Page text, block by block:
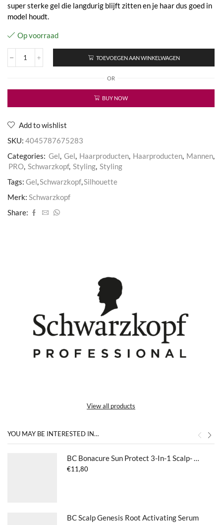
super sterke gel die langdurig blijft zitten en je haar dus goed in
model houdt.
Op voorraad
Silhouette
Gel
TOEVOEGEN AAN WINKELWAGEN
OR
BUY NOW
Add to wishlist
SKU: 4045787675283
Categories: Gel, Gel, Haarproducten, Haarproducten, Mannen,
PRO, Schwarzkopf, Styling, Styling
Tags: Gel,Schwarzkopf,Silhouette
Merk: Schwarzkopf
Share:
View all products
YOU MAY BE INTERESTED IN…
BC Bonacure Sun Protect 3-In-1 Scalp- Hair And Body Cleanse
€11,80
BC Scalp Genesis Root Activating Serum